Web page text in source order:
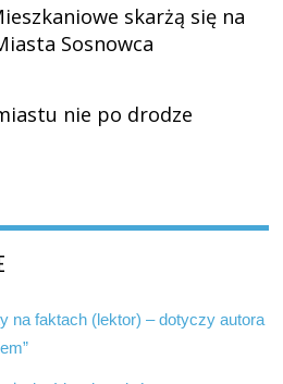
skarżą się na
Sosnowca
nie po drodze
na faktach (lektor) – dotyczy autora